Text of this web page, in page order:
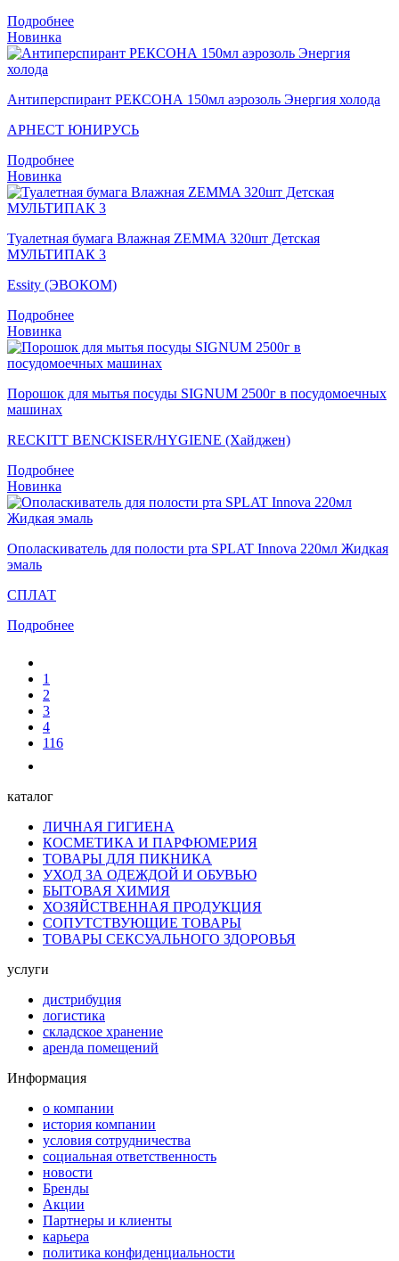
Подробнее
Новинка
Антиперспирант РЕКСОНА 150мл аэрозоль Энергия холода
АРНЕСТ ЮНИРУСЬ
Подробнее
Новинка
Туалетная бумага Влажная ZEMMA 320шт Детская
МУЛЬТИПАК 3
Essity (ЭВОКОМ)
Подробнее
Новинка
Порошок для мытья посуды SIGNUM 2500г в посудомоечных
машинах
RECKITT BENCKISER/HYGIENE (Хайджен)
Подробнее
Новинка
Ополаскиватель для полости рта SPLAT Innova 220мл Жидкая
эмаль
СПЛАТ
Подробнее
1
2
3
4
116
каталог
ЛИЧНАЯ ГИГИЕНА
КОСМЕТИКА И ПАРФЮМЕРИЯ
ТОВАРЫ ДЛЯ ПИКНИКА
УХОД ЗА ОДЕЖДОЙ И ОБУВЬЮ
БЫТОВАЯ ХИМИЯ
ХОЗЯЙСТВЕННАЯ ПРОДУКЦИЯ
СОПУТСТВУЮЩИЕ ТОВАРЫ
ТОВАРЫ СЕКСУАЛЬНОГО ЗДОРОВЬЯ
услуги
дистрибуция
логистика
складское хранение
аренда помещений
Информация
о компании
история компании
условия сотрудничества
социальная ответственность
новости
Бренды
Акции
Партнеры и клиенты
карьера
политика конфиденциальности